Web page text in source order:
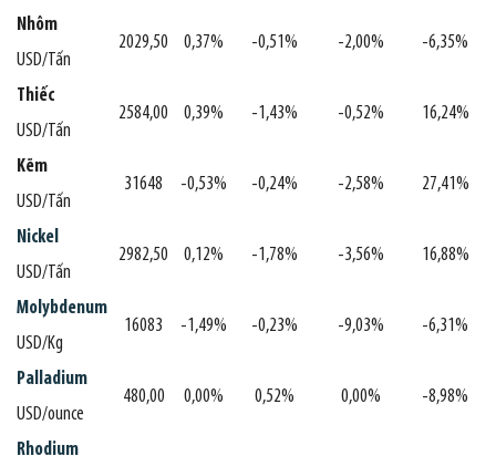
Nhôm
USD/Tấn
2029,50 0,37% -0,51% -2,00% -6,35%
Thiếc
USD/Tấn
2584,00 0,39% -1,43% -0,52% 16,24%
Kẽm
USD/Tấn
31648 -0,53% -0,24% -2,58% 27,41%
Nickel
USD/Tấn
2982,50 0,12% -1,78% -3,56% 16,88%
Molybdenum
USD/Kg
16083 -1,49% -0,23% -9,03% -6,31%
Palladium
USD/ounce
480,00 0,00% 0,52% 0,00% -8,98%
Rhodium